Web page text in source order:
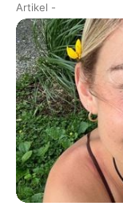
Artikel -